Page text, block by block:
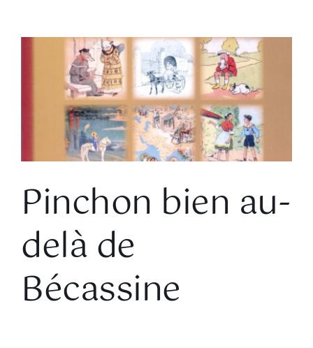
agrandie
Pinchon bien au-
delà de
Bécassine